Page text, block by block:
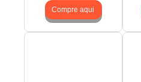
Compre aqui